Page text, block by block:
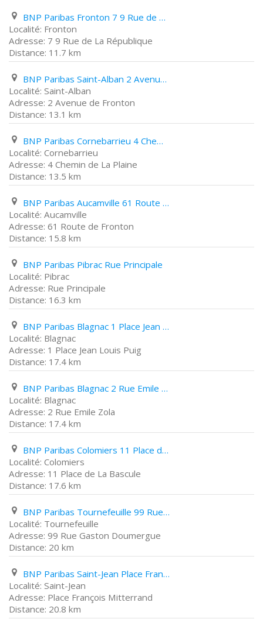
BNP Paribas Fronton 7 9 Rue de La République
Fronton
7 9 Rue de La République
11.7 km
BNP Paribas Saint-Alban 2 Avenue de Fronton
Saint-Alban
2 Avenue de Fronton
13.1 km
BNP Paribas Cornebarrieu 4 Chemin de La Plaine
Cornebarrieu
4 Chemin de La Plaine
13.5 km
BNP Paribas Aucamville 61 Route de Fronton
Aucamville
61 Route de Fronton
15.8 km
BNP Paribas Pibrac Rue Principale
Pibrac
Rue Principale
16.3 km
BNP Paribas Blagnac 1 Place Jean Louis Puig
Blagnac
1 Place Jean Louis Puig
17.4 km
BNP Paribas Blagnac 2 Rue Emile Zola
Blagnac
2 Rue Emile Zola
17.4 km
BNP Paribas Colomiers 11 Place de La Bascule
Colomiers
11 Place de La Bascule
17.6 km
BNP Paribas Tournefeuille 99 Rue Gaston Doumergue
Tournefeuille
99 Rue Gaston Doumergue
20 km
BNP Paribas Saint-Jean Place François Mitterrand
Saint-Jean
Place François Mitterrand
20.8 km